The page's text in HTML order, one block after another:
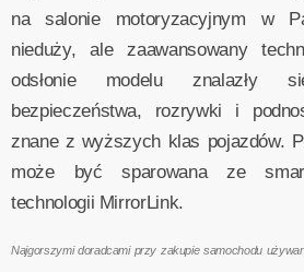
na salonie motoryzacyjnym w
nieduży, ale zaawansowany
odsłonie modelu znalazły
bezpieczeństwa, rozrywki i
znane z wyższych klas pojazdów.
może być sparowana ze
technologii MirrorLink.
Najgorszymi doradcami przy zakupie samochodu